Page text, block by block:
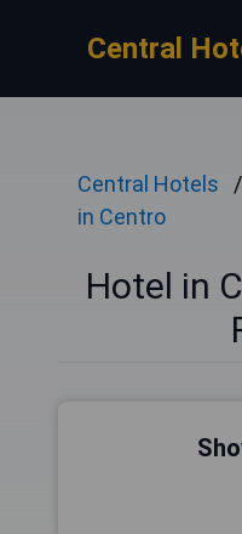
Central
Central Hotels
in Centro
Hotel in